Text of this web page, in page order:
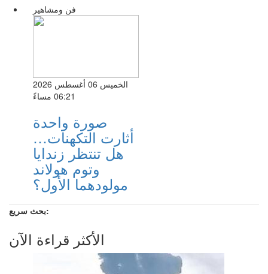
فن ومشاهير
الخميس 06 أغسطس 2026
06:21 مساءً
صورة واحدة
أثارت التكهنات…
هل تنتظر زندايا
وتوم هولاند
مولودهما الأول؟
بحث سريع:
الأكثر قراءة الآن